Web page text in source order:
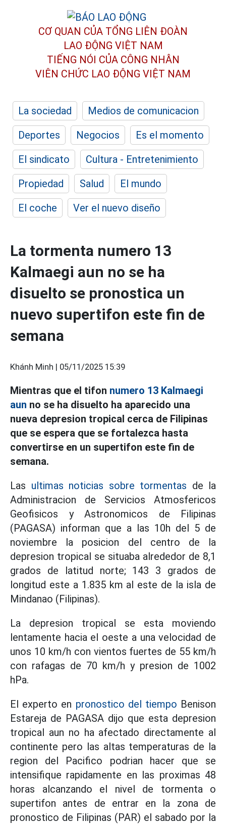
CƠ QUAN CỦA TỔNG LIÊN ĐOÀN
LAO ĐỘNG VIỆT NAM
TIẾNG NÓI CỦA CÔNG NHÂN
VIÊN CHỨC LAO ĐỘNG VIỆT NAM
La sociedad
Medios de comunicacion
Deportes
Negocios
Es el momento
El sindicato
Cultura - Entretenimiento
Propiedad
Salud
El mundo
El coche
Ver el nuevo diseño
La tormenta numero 13
Kalmaegi aun no se ha
disuelto se pronostica un
nuevo supertifon este fin de
semana
Khánh Minh | 05/11/2025 15:39
Mientras que el tifon numero 13 Kalmaegi
aun no se ha disuelto ha aparecido una
nueva depresion tropical cerca de Filipinas
que se espera que se fortalezca hasta
convertirse en un supertifon este fin de
semana.
Las ultimas noticias sobre tormentas de la
Administracion de Servicios Atmosfericos
Geofisicos y Astronomicos de Filipinas
(PAGASA) informan que a las 10h del 5 de
noviembre la posicion del centro de la
depresion tropical se situaba alrededor de 8,1
grados de latitud norte; 143 3 grados de
longitud este a 1.835 km al este de la isla de
Mindanao (Filipinas).
La depresion tropical se esta moviendo
lentamente hacia el oeste a una velocidad de
unos 10 km/h con vientos fuertes de 55 km/h
con rafagas de 70 km/h y presion de 1002
hPa.
El experto en pronostico del tiempo Benison
Estareja de PAGASA dijo que esta depresion
tropical aun no ha afectado directamente al
continente pero las altas temperaturas de la
region del Pacifico podrian hacer que se
intensifique rapidamente en las proximas 48
horas alcanzando el nivel de tormenta o
supertifon antes de entrar en la zona de
pronostico de Filipinas (PAR) el sabado por la